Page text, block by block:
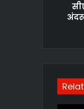
सड़कों
कार्य